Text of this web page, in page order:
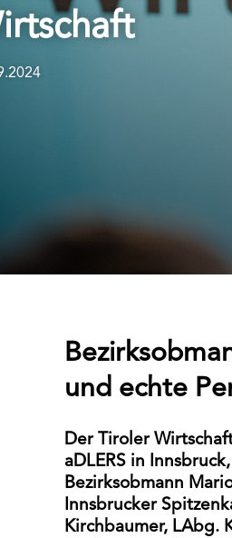
und echte
Der Tiroler
aDLERS in
Bezirksobmann
Innsbrucker
Kirchbaumer, LAbg.